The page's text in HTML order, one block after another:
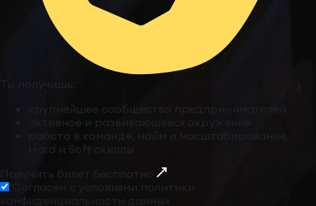
Ты получишь:
крупнейшее сообщество предпринимателей
активное и развивающееся окружение
работа в команде, найм и масштабирование,
Hard и Soft скиллы
Получить билет бесплатно
Cогласен с условиями политики
конфиденциальности данных